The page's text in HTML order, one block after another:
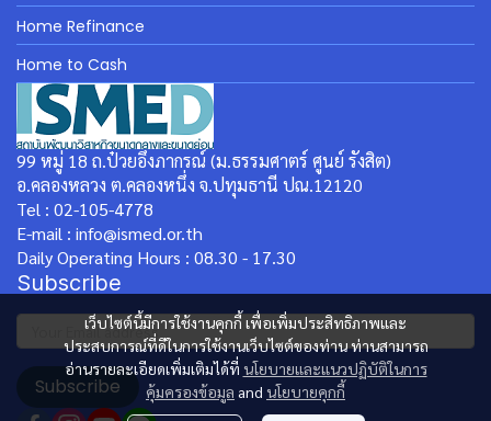
เว็บไซต์นี้มีการใช้งานคุกกี้ เพื่อเพิ่มประสิทธิภาพและ
ประสบการณ์ที่ดีในการใช้งานเว็บไซต์ของท่าน ท่านสามารถ
อ่านรายละเอียดเพิ่มเติมได้ที่ นโยบายและแนวปฏิบัติในการ
คุ้มครองข้อมูล and นโยบายคุกกี้
Home Refinance
Home to Cash
99 หมู่ 18 ถ.ป๋วยอึ๊งภากรณ์ (ม.ธรรมศาตร์ ศูนย์ รังสิต)
อ.คลองหลวง ต.คลองหนึ่ง จ.ปทุมธานี ปณ.12120
Tel : 02-105-4778
E-mail : info@ismed.or.th
Daily Operating Hours : 08.30 - 17.30
Subscribe
Subscribe